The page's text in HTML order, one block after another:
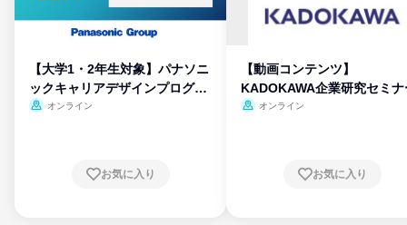
【大学1・2年生対象】パナソニ
ックキャリアデザインプログラ
ム
オンライン
お気に入り
【動画コンテンツ】
KADOKAWA企業研究セミナ
オンライン
お気に入り